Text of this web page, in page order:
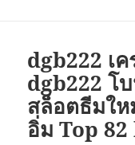
dgb222 เ
dgb222 โ
สล็อตธีมให
อิ่ม Top